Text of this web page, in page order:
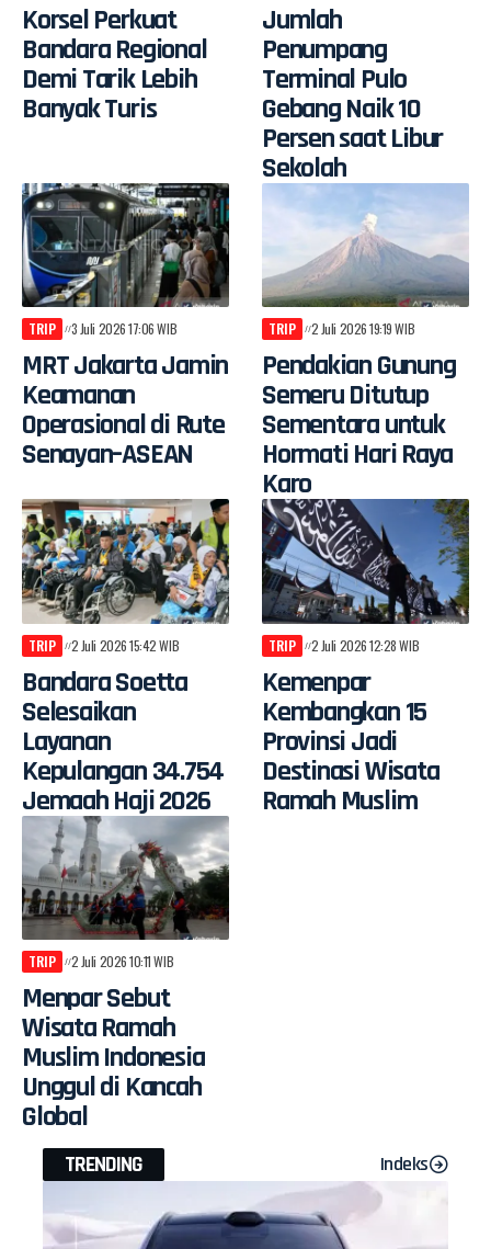
Korsel Perkuat
Bandara Regional
Demi Tarik Lebih
Banyak Turis
Jumlah
Penumpang
Terminal Pulo
Gebang Naik 10
Persen saat Libur
Sekolah
TRIP 3 Juli 2026 17:06 WIB
MRT Jakarta Jamin
Keamanan
Operasional di Rute
Senayan–ASEAN
TRIP 2 Juli 2026 19:19 WIB
Pendakian Gunung
Semeru Ditutup
Sementara untuk
Hormati Hari Raya
Karo
TRIP 2 Juli 2026 15:42 WIB
Bandara Soetta
Selesaikan
Layanan
Kepulangan 34.754
Jemaah Haji 2026
TRIP 2 Juli 2026 12:28 WIB
Kemenpar
Kembangkan 15
Provinsi Jadi
Destinasi Wisata
Ramah Muslim
TRIP 2 Juli 2026 10:11 WIB
Menpar Sebut
Wisata Ramah
Muslim Indonesia
Unggul di Kancah
Global
TRENDING Indeks